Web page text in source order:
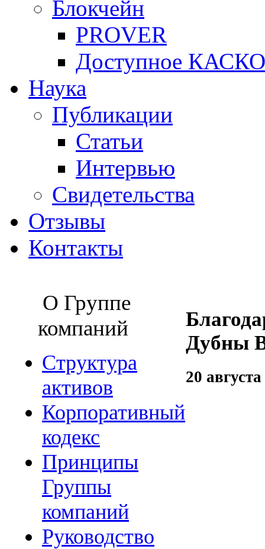
Блокчейн
PROVER
Доступное КАСКО
Наука
Публикации
Статьи
Интервью
Свидетельства
Отзывы
Контакты
О Группе
компаний
Структура
активов
Корпоративный
кодекс
Принципы
Группы
компаний
Руководство
Дубны
20